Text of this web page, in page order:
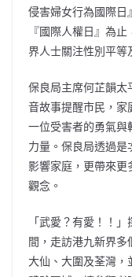
侵害婦女行為國際日
『國際人權日』為
界人士關注性別平等
保良局主席何芷韻太
音故事提醒市民，家
一位受害者的勇氣與
力量。保良局透過
影響家庭，更帶來
觀念。
「武愛？有愛！！
間，走訪港九新界
大仙、大圍及荃灣，